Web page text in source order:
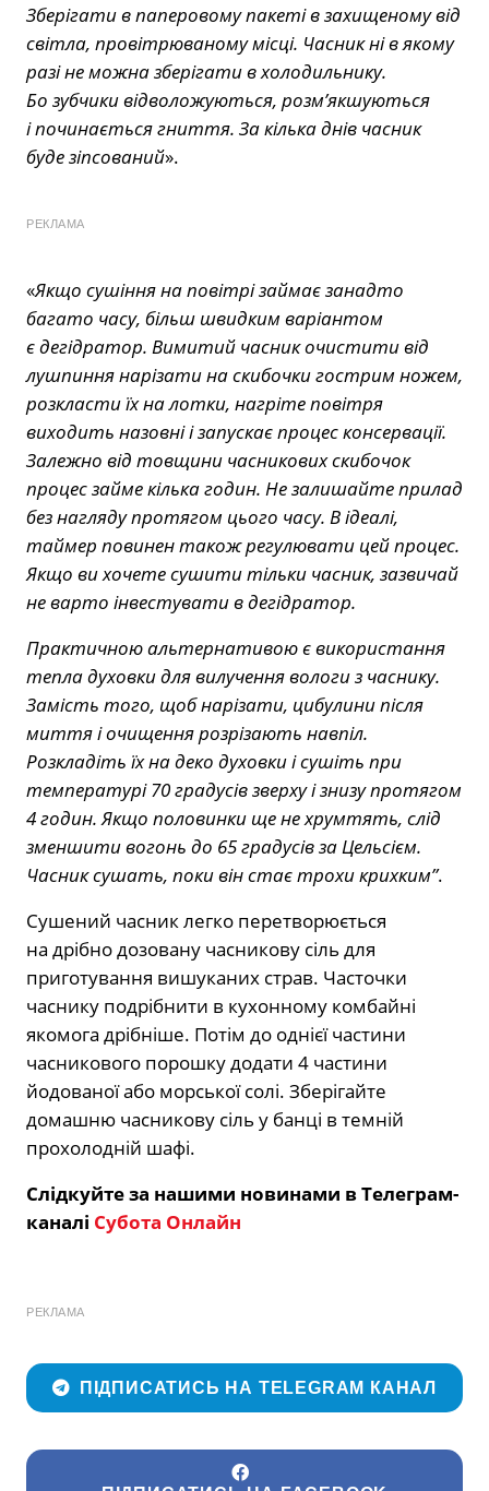
Зберігати в паперовому пакеті в захищеному від
світла, провітрюваному місці. Часник ні в якому
разі не можна зберігати в холодильнику.
Бо зубчики відволожуються, розм’якшуються
і починається гниття. За кілька днів часник
буде зіпсований».
РЕКЛАМА
«Якщо сушіння на повітрі займає занадто
багато часу, більш швидким варіантом
є дегідратор. Вимитий часник очистити від
лушпиння нарізати на скибочки гострим ножем,
розкласти їх на лотки, нагріте повітря
виходить назовні і запускає процес консервації.
Залежно від товщини часникових скибочок
процес займе кілька годин. Не залишайте прилад
без нагляду протягом цього часу. В ідеалі,
таймер повинен також регулювати цей процес.
Якщо ви хочете сушити тільки часник, зазвичай
не варто інвестувати в дегідратор.
Практичною альтернативою є використання
тепла духовки для вилучення вологи з часнику.
Замість того, щоб нарізати, цибулини після
миття і очищення розрізають навпіл.
Розкладіть їх на деко духовки і сушіть при
температурі 70 градусів зверху і знизу протягом
4 годин. Якщо половинки ще не хрумтять, слід
зменшити вогонь до 65 градусів за Цельсієм.
Часник сушать, поки він стає трохи крихким”.
Сушений часник легко перетворюється
на дрібно дозовану часникову сіль для
приготування вишуканих страв. Часточки
часнику подрібнити в кухонному комбайні
якомога дрібніше. Потім до однієї частини
часникового порошку додати 4 частини
йодованої або морської солі. Зберігайте
домашню часникову сіль у банці в темній
прохолодній шафі.
Слідкуйте за нашими новинами в Телеграм-
каналі Субота Онлайн
РЕКЛАМА
ПІДПИСАТИСЬ НА TELEGRAM КАНАЛ